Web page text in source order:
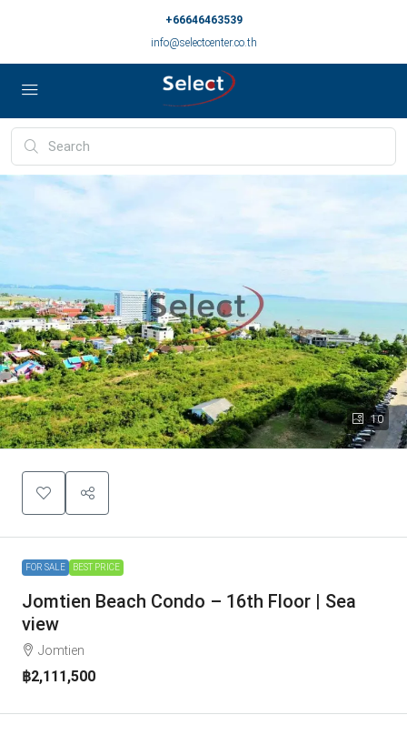
+66646463539
info@selectcenter.co.th
10
FOR SALE BEST PRICE
Jomtien Beach Condo – 16th Floor | Sea
view
Jomtien
฿2,111,500